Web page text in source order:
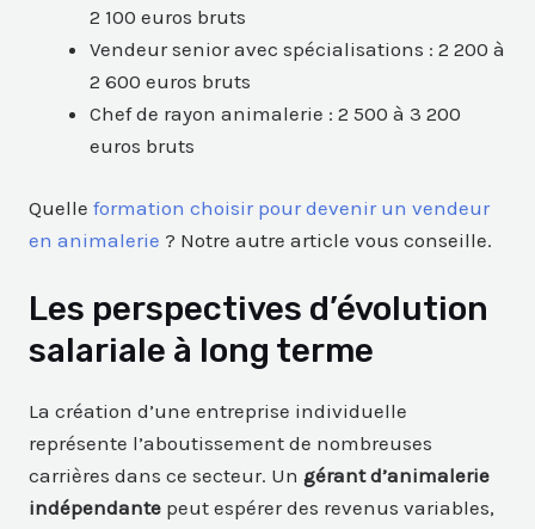
2 100 euros bruts
Vendeur senior avec spécialisations : 2 200 à
2 600 euros bruts
Chef de rayon animalerie : 2 500 à 3 200
euros bruts
Quelleformation choisir pour devenir un vendeur
en animalerie ? Notre autre article vous conseille.
Les perspectives d’évolution
salariale à long terme
La création d’une entreprise individuelle
représente l’aboutissement de nombreuses
carrières dans ce secteur. Ungérant d’animalerie
indépendante peut espérer des revenus variables,